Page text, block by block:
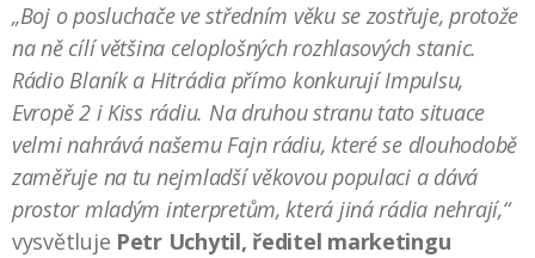
„Boj o posluchače ve středním věku se zostřuje, protože
na ně cílí většina celoplošných rozhlasových stanic.
Rádio Blaník a Hitrádia přímo konkurují Impulsu,
Evropě 2 i Kiss rádiu. Na druhou stranu tato situace
velmi nahrává našemu Fajn rádiu, které se dlouhodobě
zaměřuje na tu nejmladší věkovou populaci a dává
prostor mladým interpretům, která jiná rádia nehrají,“
vysvětluje Petr Uchytil, ředitel marketingu